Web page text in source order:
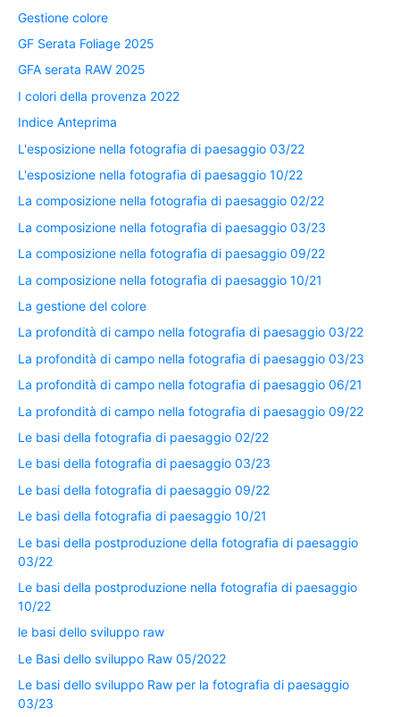
Gestione colore
GF Serata Foliage 2025
GFA serata RAW 2025
I colori della provenza 2022
Indice Anteprima
L'esposizione nella fotografia di paesaggio 03/22
L'esposizione nella fotografia di paesaggio 10/22
La composizione nella fotografia di paesaggio 02/22
La composizione nella fotografia di paesaggio 03/23
La composizione nella fotografia di paesaggio 09/22
La composizione nella fotografia di paesaggio 10/21
La gestione del colore
La profondità di campo nella fotografia di paesaggio 03/22
La profondità di campo nella fotografia di paesaggio 03/23
La profondità di campo nella fotografia di paesaggio 06/21
La profondità di campo nella fotografia di paesaggio 09/22
Le basi della fotografia di paesaggio 02/22
Le basi della fotografia di paesaggio 03/23
Le basi della fotografia di paesaggio 09/22
Le basi della fotografia di paesaggio 10/21
Le basi della postproduzione della fotografia di paesaggio
03/22
Le basi della postproduzione nella fotografia di paesaggio
10/22
le basi dello sviluppo raw
Le Basi dello sviluppo Raw 05/2022
Le basi dello sviluppo Raw per la fotografia di paesaggio
03/23